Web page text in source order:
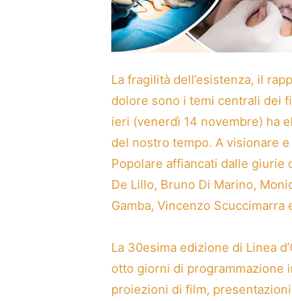
La fragilità dell’esistenza, il
dolore sono i temi centrali dei
ieri (venerdì 14 novembre) ha
del nostro tempo. A visionare
Popolare affiancati dalle giurie
De Lillo, Bruno Di Marino,
Gamba, Vincenzo
La 30esima edizione di Linea
otto giorni di programmazione
proiezioni di film,